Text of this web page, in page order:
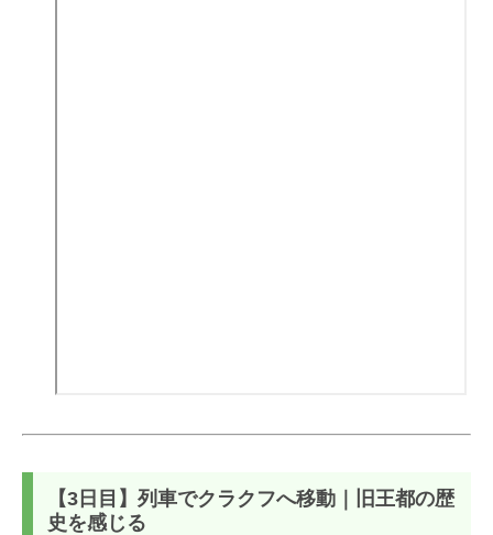
【3日目】列車でクラクフへ移動｜旧王都の歴
史を感じる